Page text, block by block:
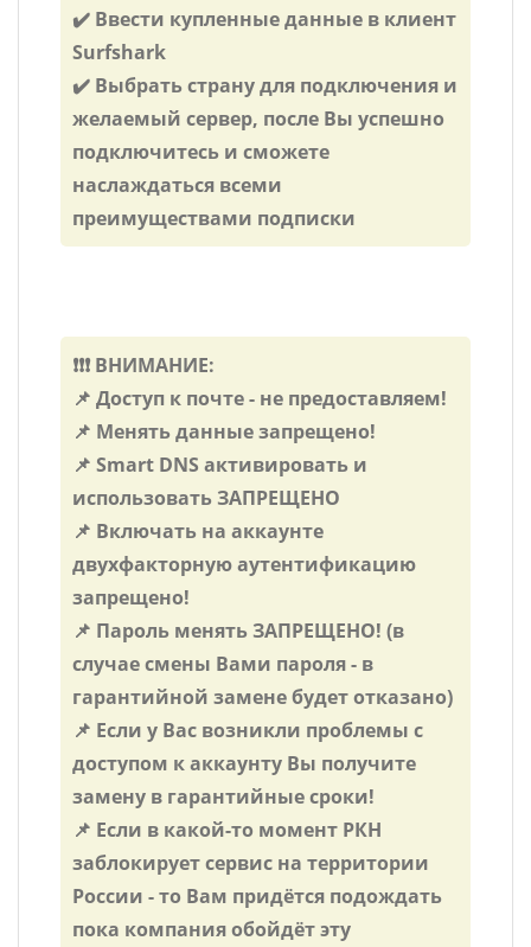
✔️ Ввести купленные данные в клиент
Surfshark
✔️ Выбрать страну для подключения и
желаемый сервер, после Вы успешно
подключитесь и сможете
наслаждаться всеми
преимуществами подписки
❗❗❗ ВНИМАНИЕ:
📌 Доступ к почте - не предоставляем!
📌 Менять данные запрещено!
📌 Smart DNS активировать и
использовать ЗАПРЕЩЕНО
📌 Включать на аккаунте
двухфакторную аутентификацию
запрещено!
📌 Пароль менять ЗАПРЕЩЕНО! (в
случае смены Вами пароля - в
гарантийной замене будет отказано)
📌 Если у Вас возникли проблемы с
доступом к аккаунту Вы получите
замену в гарантийные сроки!
📌 Если в какой-то момент РКН
заблокирует сервис на территории
России - то Вам придётся подождать
пока компания обойдёт эту